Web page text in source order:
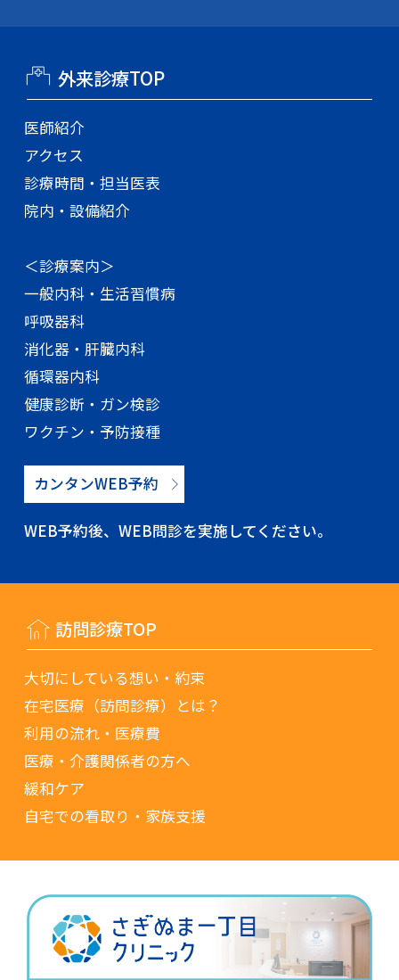
外来診療TOP
医師紹介
アクセス
診療時間・担当医表
院内・設備紹介
＜診療案内＞
一般内科・生活習慣病
呼吸器科
消化器・肝臓内科
循環器内科
健康診断・ガン検診
ワクチン・予防接種
カンタンWEB予約
WEB予約後、WEB問診を実施してください。
訪問診療TOP
大切にしている想い・約束
在宅医療（訪問診療）とは？
利用の流れ・医療費
医療・介護関係者の方へ
緩和ケア
自宅での看取り・家族支援